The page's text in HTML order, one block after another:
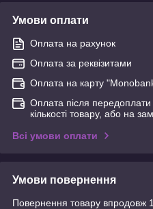
Умови оплати
Оплата на рахунок
Оплата за реквізитами
Оплата на карту
Оплата після передоплати
кількості товару, або на
Всі умови оплати
Умови повернення
Повернення товару впродовж